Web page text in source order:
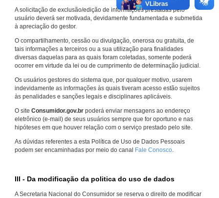
A solicitação de exclusão/edição de informações prestadas pelo
usuário deverá ser motivada, devidamente fundamentada e submetida
à apreciação do gestor.
O compartilhamento, cessão ou divulgação, onerosa ou gratuita, de
tais informações a terceiros ou a sua utilização para finalidades
diversas daquelas para as quais foram coletadas, somente poderá
ocorrer em virtude da lei ou de cumprimento de determinação judicial.
Os usuários gestores do sistema que, por qualquer motivo, usarem
indevidamente as informações às quais tiveram acesso estão sujeitos
às penalidades e sanções legais e disciplinares aplicáveis.
O site Consumidor.gov.br poderá enviar mensagens ao endereço
eletrônico (e-mail) de seus usuários sempre que for oportuno e nas
hipóteses em que houver relação com o serviço prestado pelo site.
As dúvidas referentes a esta Política de Uso de Dados Pessoais
podem ser encaminhadas por meio do canal Fale Conosco.
III - Da modificação da politica do uso de dados
A Secretaria Nacional do Consumidor se reserva o direito de modificar